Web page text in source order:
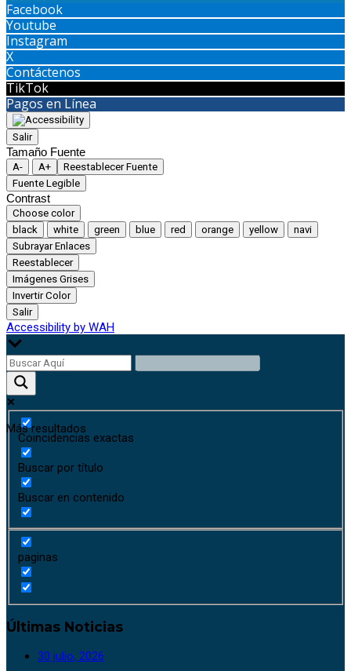
Facebook
Youtube
Instagram
X
Contáctenos
TikTok
Pagos en Línea
Salir
Tamaño Fuente
A- A+
Reestablecer Fuente
Fuente Legible
Contrast
Choose color
black
white green blue red orange yellow
navi
Subrayar Enlaces
Reestablecer
Imágenes Grises
Invertir Color
Salir
Accessibility by WAH
Más resultados
Coincidencias exactas
Buscar por título
Buscar en contenido
paginas
Últimas Noticias
30 julio, 2026